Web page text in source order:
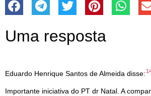
Uma resposta
Eduardo Henrique Santos de Almeida disse:
Importante iniciativa do PT dr Natal. A